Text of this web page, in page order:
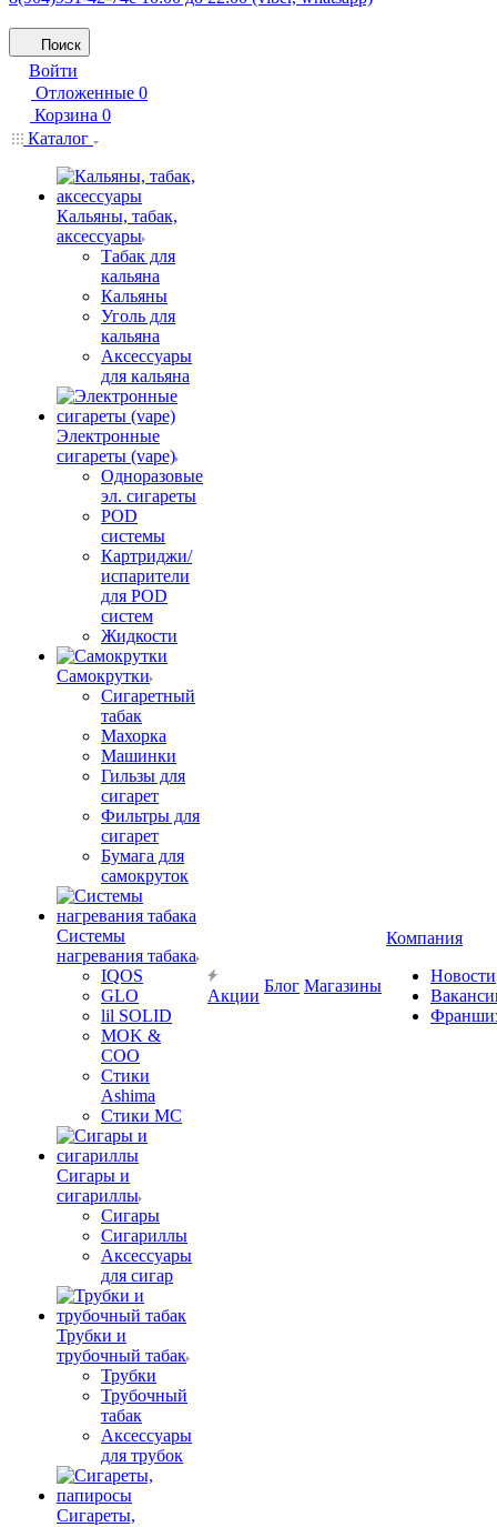
Поиск
Войти
Отложенные 0
Корзина 0
Каталог
Кальяны, табак,
аксессуары
Табак для
кальяна
Кальяны
Уголь для
кальяна
Аксессуары
для кальяна
Электронные
сигареты (vape)
Одноразовые
эл. сигареты
POD
системы
Картриджи/
испарители
для POD
систем
Жидкости
Самокрутки
Сигаретный
табак
Махорка
Машинки
Гильзы для
сигарет
Фильтры для
сигарет
Бумага для
самокруток
Системы
нагревания табака
IQOS
GLO
lil SOLID
MOK &
COO
Стики
Ashima
Стики MC
Сигары и
сигариллы
Сигары
Сигариллы
Аксессуары
для сигар
Трубки и
трубочный табак
Трубки
Трубочный
табак
Аксессуары
для трубок
Сигареты,
Акции
Блог Магазины
Компания
Новости